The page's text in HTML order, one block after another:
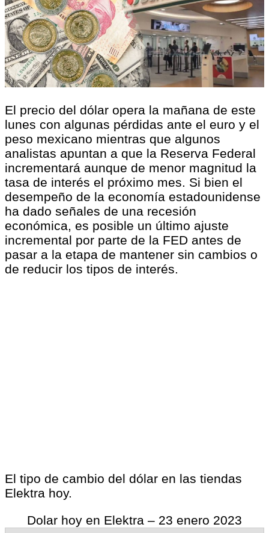
El precio del dólar opera la mañana de este
lunes con algunas pérdidas ante el euro y el
peso mexicano mientras que algunos
analistas apuntan a que la Reserva Federal
incrementará aunque de menor magnitud la
tasa de interés el próximo mes. Si bien el
desempeño de la economía estadounidense
ha dado señales de una recesión
económica, es posible un último ajuste
incremental por parte de la FED antes de
pasar a la etapa de mantener sin cambios o
de reducir los tipos de interés.
El tipo de cambio del dólar en las tiendas
Elektra hoy.
Dolar hoy en Elektra – 23 enero 2023